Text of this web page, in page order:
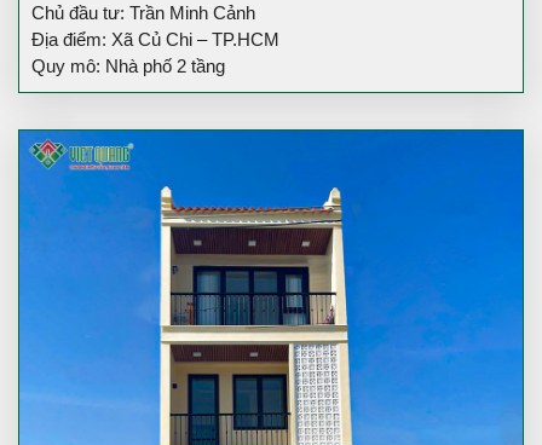
Chủ đầu tư: Trần Minh Cảnh
Địa điểm: Xã Củ Chi – TP.HCM
Quy mô: Nhà phố 2 tầng